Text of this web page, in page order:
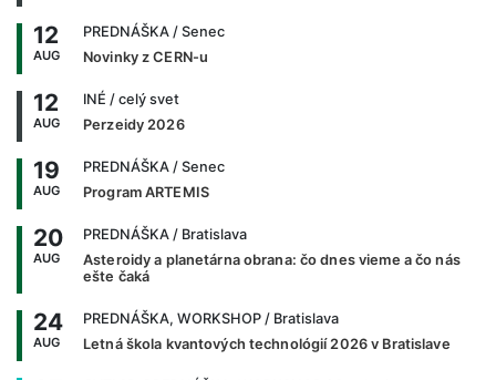
12
AUG
PREDNÁŠKA / Senec
Novinky z CERN-u
12
AUG
INÉ / celý svet
Perzeidy 2026
19
AUG
PREDNÁŠKA / Senec
Program ARTEMIS
20
AUG
PREDNÁŠKA / Bratislava
Asteroidy a planetárna obrana: čo dnes vieme a čo nás
ešte čaká
24
AUG
PREDNÁŠKA, WORKSHOP / Bratislava
Letná škola kvantových technológií 2026 v Bratislave